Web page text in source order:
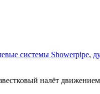
системы Showerpipe,
налёт